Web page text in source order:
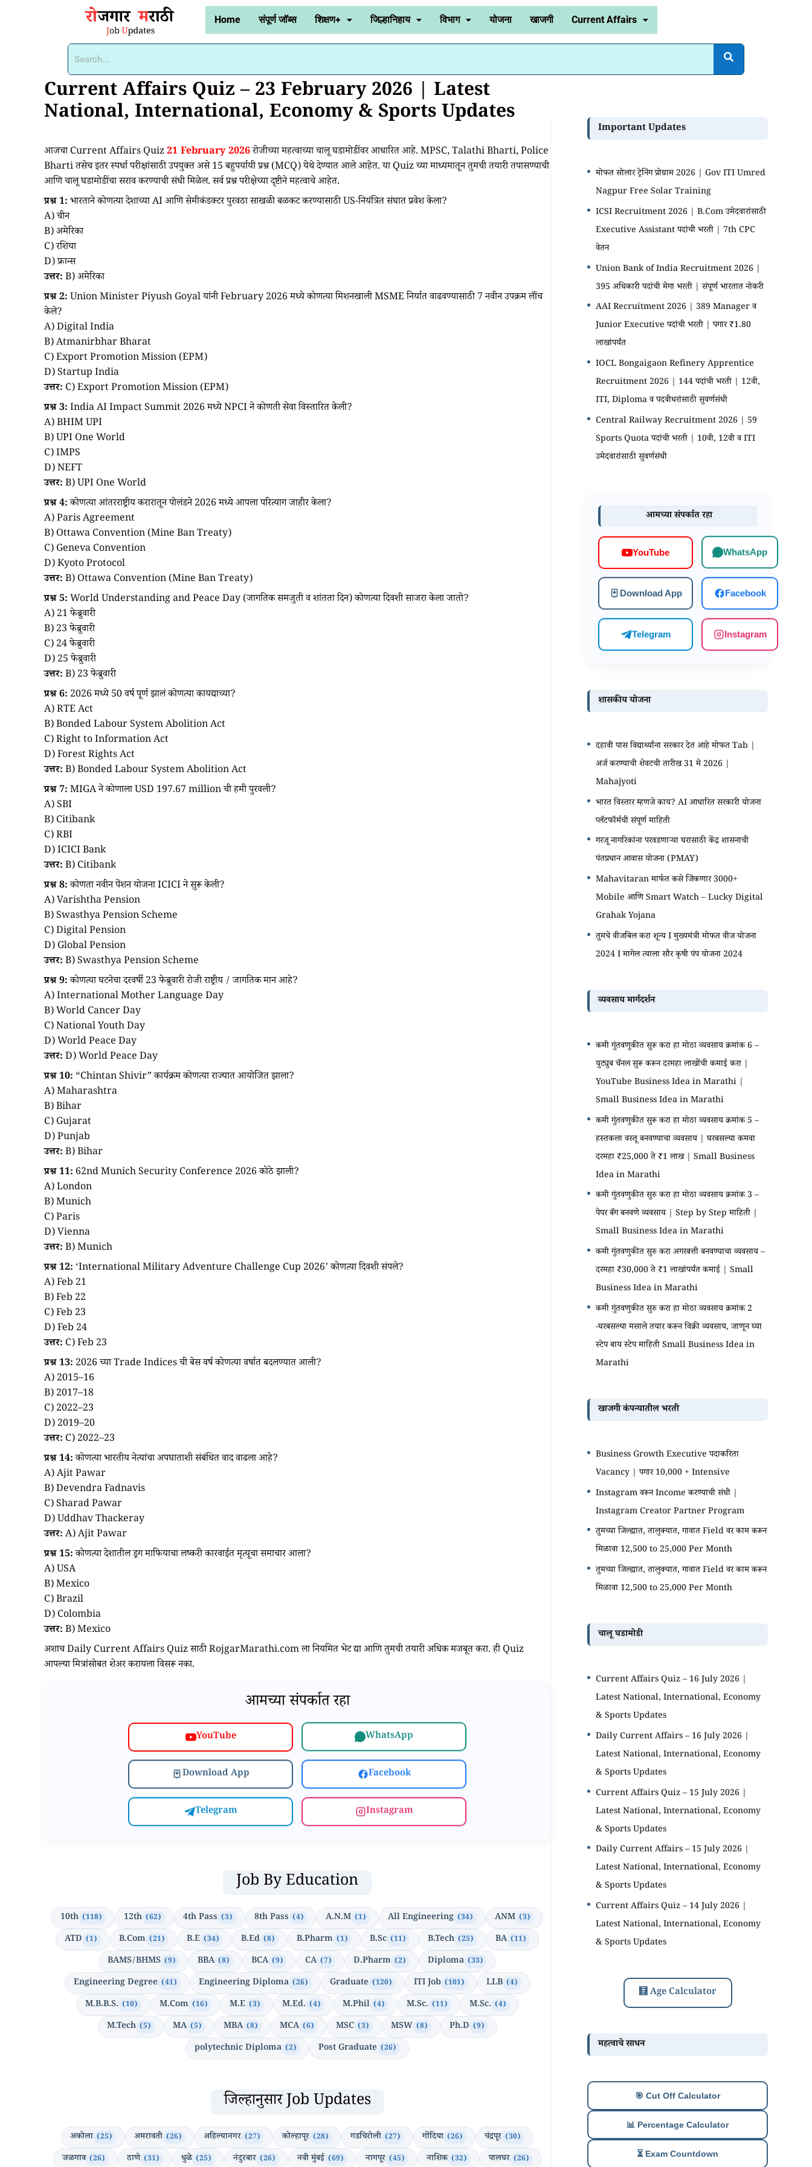
Home संपूर्ण जॉब्स शिक्षण+ जिल्हानिहाय विभाग योजना खाजगी Current Affairs
Current Affairs Quiz – 23 February 2026 | Latest
National, International, Economy & Sports Updates
आजचा Current Affairs Quiz21 February 2026रोजीच्या महत्वाच्या चालू घडामोडींवर आधारित आहे. MPSC, Talathi Bharti, Police
Bharti तसेच इतर स्पर्धा परीक्षांसाठी उपयुक्त असे 15 बहुपर्यायी प्रश्न (MCQ) येथे देण्यात आले आहेत. या Quiz च्या माध्यमातून तुमची तयारी तपासण्याची
आणि चालू घडामोडींचा सराव करण्याची संधी मिळेल. सर्व प्रश्न परीक्षेच्या दृष्टीने महत्वाचे आहेत.
प्रश्न 1: भारताने कोणत्या देशाच्या AI आणि सेमीकंडक्टर पुरवठा साखळी बळकट करण्यासाठी US-नियंत्रित संघात प्रवेश केला?
A) चीन
B) अमेरिका
C) रशिया
D) फ्रान्स
उत्तर: B) अमेरिका
प्रश्न 2: Union Minister Piyush Goyal यांनी February 2026 मध्ये कोणत्या मिशनखाली MSME निर्यात वाढवण्यासाठी 7 नवीन उपक्रम लॉंच
केले?
A) Digital India
B) Atmanirbhar Bharat
C) Export Promotion Mission (EPM)
D) Startup India
उत्तर: C) Export Promotion Mission (EPM)
प्रश्न 3: India AI Impact Summit 2026 मध्ये NPCI ने कोणती सेवा विस्तारित केली?
A) BHIM UPI
B) UPI One World
C) IMPS
D) NEFT
उत्तर: B) UPI One World
प्रश्न 4:कोणत्या आंतरराष्ट्रीय करारातून पोलंडने 2026 मध्ये आपला परित्याग जाहीर केला?
A) Paris Agreement
B) Ottawa Convention (Mine Ban Treaty)
C) Geneva Convention
D) Kyoto Protocol
उत्तर: B) Ottawa Convention (Mine Ban Treaty)
प्रश्न 5: World Understanding and Peace Day (जागतिक समजुती व शांतता दिन) कोणत्या दिवशी साजरा केला जातो?
A) 21 फेब्रुवारी
B) 23 फेब्रुवारी
C) 24 फेब्रुवारी
D) 25 फेब्रुवारी
उत्तर: B) 23 फेब्रुवारी
प्रश्न 6: 2026 मध्ये 50 वर्ष पूर्ण झालं कोणत्या कायद्याच्या?
A) RTE Act
B) Bonded Labour System Abolition Act
C) Right to Information Act
D) Forest Rights Act
उत्तर: B) Bonded Labour System Abolition Act
प्रश्न 7: MIGA ने कोणाला USD 197.67 million ची हमी पुरवली?
A) SBI
B) Citibank
C) RBI
D) ICICI Bank
उत्तर: B) Citibank
प्रश्न 8:कोणता नवीन पेंशन योजना ICICI ने सुरू केली?
A) Varishtha Pension
B) Swasthya Pension Scheme
C) Digital Pension
D) Global Pension
उत्तर: B) Swasthya Pension Scheme
प्रश्न 9:कोणत्या घटनेचा दरवर्षी 23 फेब्रुवारी रोजी राष्ट्रीय / जागतिक मान आहे?
A) International Mother Language Day
B) World Cancer Day
C) National Youth Day
D) World Peace Day
उत्तर: D) World Peace Day
प्रश्न 10: “Chintan Shivir” कार्यक्रम कोणत्या राज्यात आयोजित झाला?
A) Maharashtra
B) Bihar
C) Gujarat
D) Punjab
उत्तर: B) Bihar
प्रश्न 11: 62nd Munich Security Conference 2026 कोठे झाली?
A) London
B) Munich
C) Paris
D) Vienna
उत्तर: B) Munich
प्रश्न 12: ‘International Military Adventure Challenge Cup 2026’ कोणत्या दिवशी संपले?
A) Feb 21
B) Feb 22
C) Feb 23
D) Feb 24
उत्तर: C) Feb 23
प्रश्न 13: 2026 च्या Trade Indices ची बेस वर्ष कोणत्या वर्षात बदलण्यात आली?
A) 2015–16
B) 2017–18
C) 2022–23
D) 2019–20
उत्तर: C) 2022–23
प्रश्न 14:कोणत्या भारतीय नेत्यांचा अपघाताशी संबंधित वाद वाढला आहे?
A) Ajit Pawar
B) Devendra Fadnavis
C) Sharad Pawar
D) Uddhav Thackeray
उत्तर: A) Ajit Pawar
प्रश्न 15:कोणत्या देशातील ड्रग माफियाचा लष्करी कारवाईत मृत्यूचा समाचार आला?
A) USA
B) Mexico
C) Brazil
D) Colombia
उत्तर: B) Mexico
अशाच Daily Current Affairs Quiz साठी RojgarMarathi.com ला नियमित भेट द्या आणि तुमची तयारी अधिक मजबूत करा. ही Quiz
आपल्या मित्रांसोबत शेअर करायला विसरू नका.
आमच्या संपर्कात रहा
YouTube WhatsApp
Download App Facebook
Telegram Instagram
Job By Education
10th (118) 12th (62) 4th Pass (3) 8th Pass (4) A.N.M (1) All Engineering (34) ANM (3)
ATD (1) B.Com (21) B.E (34) B.Ed (8) B.Pharm (1) B.Sc (11) B.Tech (25) BA (11)
BAMS/BHMS (9) BBA (8) BCA (9) CA (7) D.Pharm (2) Diploma (33)
Engineering Degree (41) Engineering Diploma (26) Graduate (120) ITI Job (101) LLB (4)
M.B.B.S. (10) M.Com (16) M.E (3) M.Ed. (4) M.Phil (4) M.Sc. (11) M.Sc. (4)
M.Tech (5) MA (5) MBA (8) MCA (6) MSC (3) MSW (8) Ph.D (9)
polytechnic Diploma (2) Post Graduate (26)
जिल्हानुसार Job Updates
अकोला (25) अमरावती (26) अहिल्यानगर (27) कोल्हापूर (28) गडचिरोली (27) गोंदिया (26) चंद्रपूर (30)
जळगाव (26) ठाणे (31) धुळे (25) नंदुरबार (26) नवी मुंबई (69) नागपूर (45) नाशिक (32) पालघर (26)
Important Updates
मोफत सोलार ट्रेनिंग प्रोग्राम 2026 | Gov ITI Umred
Nagpur Free Solar Training
ICSI Recruitment 2026 | B.Com उमेदवारांसाठी
Executive Assistant पदांची भरती | 7th CPC
वेतन
Union Bank of India Recruitment 2026 |
395 अधिकारी पदांची मेगा भरती | संपूर्ण भारतात नोकरी
AAI Recruitment 2026 | 389 Manager व
Junior Executive पदांची भरती | पगार ₹1.80
लाखांपर्यंत
IOCL Bongaigaon Refinery Apprentice
Recruitment 2026 | 144 पदांची भरती | 12वी,
ITI, Diploma व पदवीधरांसाठी सुवर्णसंधी
Central Railway Recruitment 2026 | 59
Sports Quota पदांची भरती | 10वी, 12वी व ITI
उमेदवारांसाठी सुवर्णसंधी
आमच्या संपर्कात रहा
YouTube WhatsApp
Download App Facebook
Telegram Instagram
शासकीय योजना
दहावी पास विद्यार्थ्यांना सरकार देत आहे मोफत Tab |
अर्ज करण्याची शेवटची तारीख 31 मे 2026 |
Mahajyoti
भारत विस्तार म्हणजे काय? AI आधारित सरकारी योजना
प्लॅटफॉर्मची संपूर्ण माहिती
गरजू नागरिकांना परवडणाऱ्या घरासाठी केंद्र शासनाची
पंतप्रधान आवास योजना (PMAY)
Mahavitaran मार्फत कसे जिंकणार 3000+
Mobile आणि Smart Watch – Lucky Digital
Grahak Yojana
तुमचे वीजबिल करा शून्य I मुख्यमंत्री मोफत वीज योजना
2024 I मागेल त्याला सौर कृषी पंप योजना 2024
व्यवसाय मार्गदर्शन
कमी गुंतवणुकीत सुरू करा हा मोठा व्यवसाय क्रमांक 6 –
युट्युब चॅनल सुरू करून दरमहा लाखोंची कमाई करा |
YouTube Business Idea in Marathi |
Small Business Idea in Marathi
कमी गुंतवणुकीत सुरू करा हा मोठा व्यवसाय क्रमांक 5 –
हस्तकला वस्तू बनवण्याचा व्यवसाय | घरबसल्या कमवा
दरमहा ₹25,000 ते ₹1 लाख | Small Business
Idea in Marathi
कमी गुंतवणुकीत सुरु करा हा मोठा व्यवसाय क्रमांक 3 –
पेपर बॅग बनवणे व्यवसाय | Step by Step माहिती |
Small Business Idea in Marathi
कमी गुंतवणुकीत सुरु करा अगरबत्ती बनवण्याचा व्यवसाय –
दरमहा ₹30,000 ते ₹1 लाखांपर्यंत कमाई | Small
Business Idea in Marathi
कमी गुंतवणुकीत सुरु करा हा मोठा व्यवसाय क्रमांक 2
-घरबसल्या मसाले तयार करून विक्री व्यवसाय, जाणून घ्या
स्टेप बाय स्टेप माहिती Small Business Idea in
Marathi
खाजगी कंपन्यातील भरती
Business Growth Executive पदाकरिता
Vacancy | पगार 10,000 + Intensive
Instagram वरून Income करण्याची संधी |
Instagram Creator Partner Program
तुमच्या जिल्ह्यात, तालुक्यात, गावात Field वर काम करून
मिळावा 12,500 to 25,000 Per Month
तुमच्या जिल्ह्यात, तालुक्यात, गावात Field वर काम करून
मिळावा 12,500 to 25,000 Per Month
चालू घडामोडी
Current Affairs Quiz – 16 July 2026 |
Latest National, International, Economy
& Sports Updates
Daily Current Affairs – 16 July 2026 |
Latest National, International, Economy
& Sports Updates
Current Affairs Quiz – 15 July 2026 |
Latest National, International, Economy
& Sports Updates
Daily Current Affairs – 15 July 2026 |
Latest National, International, Economy
& Sports Updates
Current Affairs Quiz – 14 July 2026 |
Latest National, International, Economy
& Sports Updates
🧮 Age Calculator
महत्वाचे साधन
🎯 Cut Off Calculator
📊 Percentage Calculator
⏳ Exam Countdown